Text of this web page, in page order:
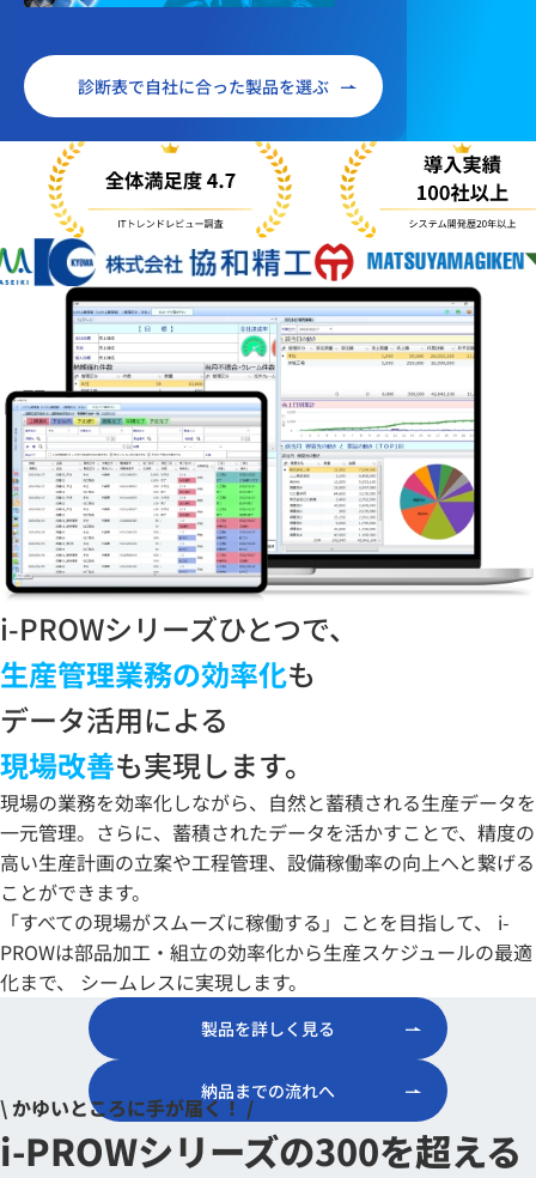
診断表で自社に合った製品を選ぶ
i-PROWシリーズひとつで、
生産管理業務の効率化も
データ活用による
現場改善も実現します。
現場の業務を効率化しながら、自然と蓄積される生産データを
一元管理。さらに、蓄積されたデータを活かすことで、精度の
高い生産計画の立案や工程管理、設備稼働率の向上へと繋げる
ことができます。
「すべての現場がスムーズに稼働する」ことを目指して、 i-
PROWは部品加工・組立の効率化から生産スケジュールの最適
化まで、 シームレスに実現します。
製品を詳しく見る
納品までの流れへ
i-PROWシリーズの300を超える